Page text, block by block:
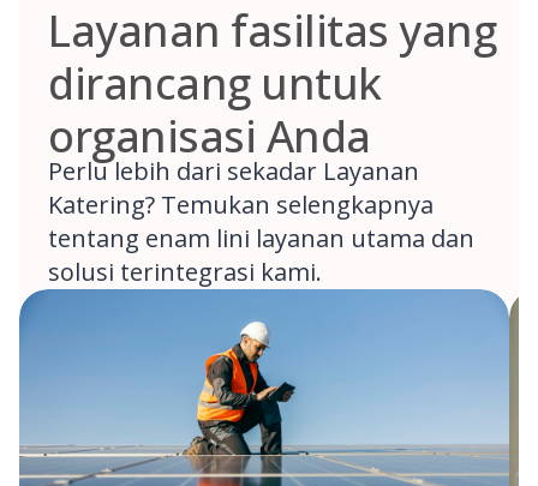
Layanan fasilitas yang
dirancang untuk
organisasi Anda
Perlu lebih dari sekadar Layanan
Katering? Temukan selengkapnya
tentang enam lini layanan utama dan
solusi terintegrasi kami.